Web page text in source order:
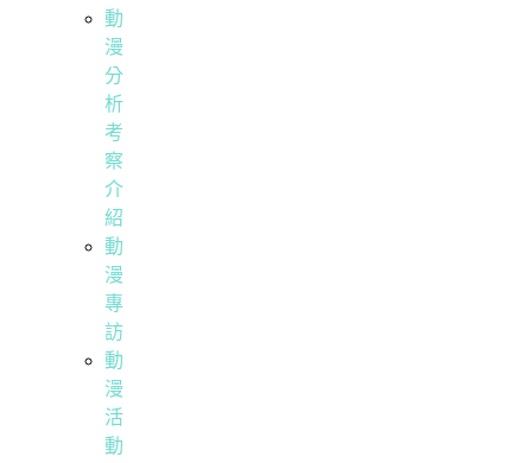
動
漫
分
析
考
察
介
紹
動
漫
專
訪
動
漫
活
動